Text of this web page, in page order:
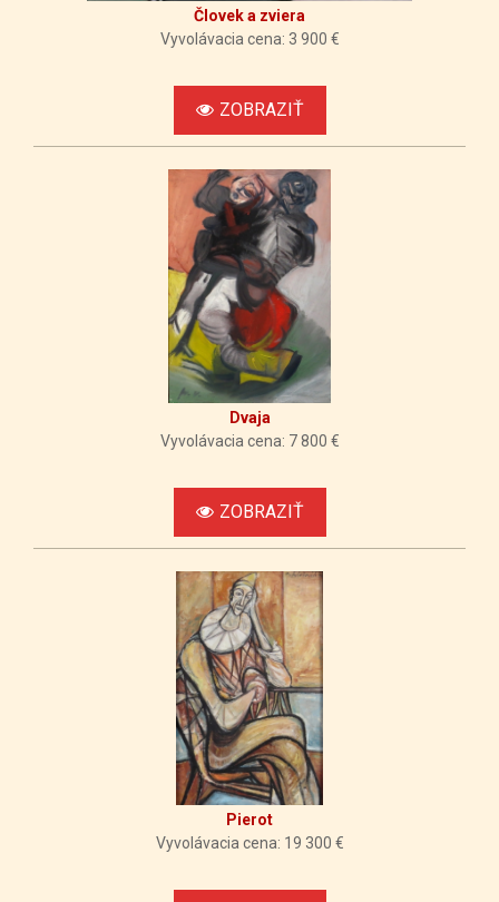
Človek a zviera
Vyvolávacia cena: 3 900 €
ZOBRAZIŤ
Dvaja
Vyvolávacia cena: 7 800 €
ZOBRAZIŤ
Pierot
Vyvolávacia cena: 19 300 €